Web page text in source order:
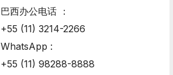
巴西办公电话 ：
+55 (11) 3214-2266
WhatsApp :
+55 (11) 98288-8888